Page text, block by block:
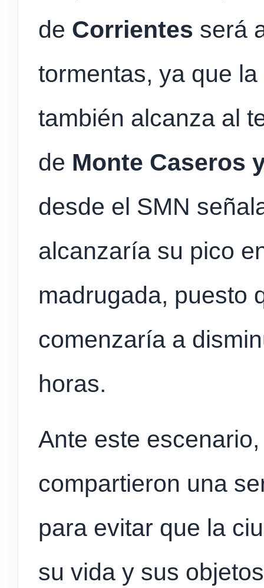
de Corrientes será
tormentas, ya que
también alcanza al
de Monte Caseros
desde el SMN
alcanzaría su pico
madrugada, puesto
comenzaría a
horas.
Ante este
compartieron una
para evitar que la
su vida y sus